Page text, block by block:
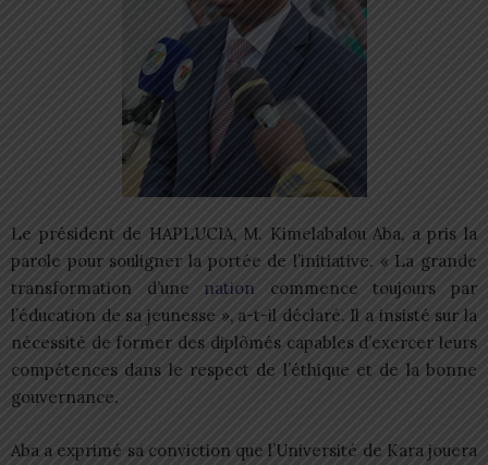
Le président de HAPLUCIA, M. Kimelabalou Aba, a pris la
parole pour souligner la portée de l’initiative. « La grande
transformation d’une nation commence toujours par
l’éducation de sa jeunesse », a-t-il déclaré. Il a insisté sur la
nécessité de former des diplômés capables d’exercer leurs
compétences dans le respect de l’éthique et de la bonne
gouvernance.
Aba a exprimé sa conviction que l’Université de Kara jouera